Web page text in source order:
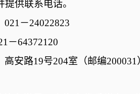
供联系电话。
021 －24022823
－64372120
高安路19号204室（邮编200031